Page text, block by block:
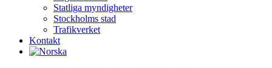
Statliga myndigheter
Stockholms stad
Trafikverket
Kontakt